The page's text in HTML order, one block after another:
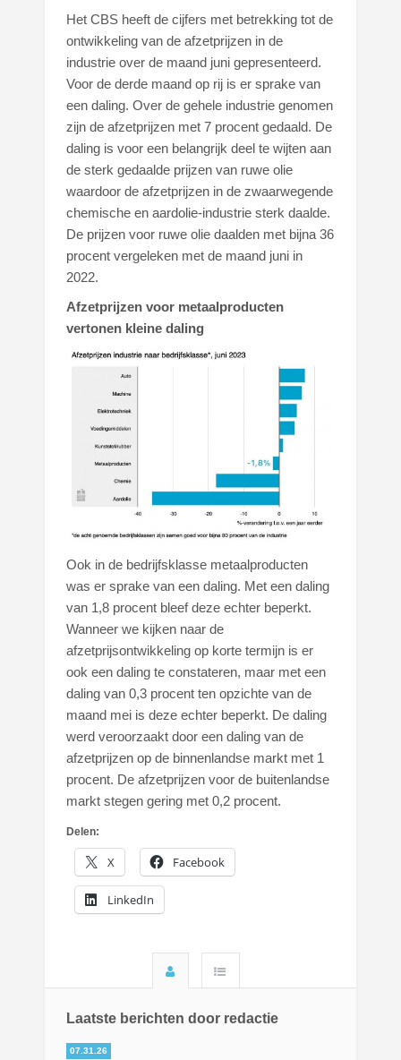
Het CBS heeft de cijfers met betrekking tot de
ontwikkeling van de afzetprijzen in de
industrie over de maand juni gepresenteerd.
Voor de derde maand op rij is er sprake van
een daling. Over de gehele industrie genomen
zijn de afzetprijzen met 7 procent gedaald. De
daling is voor een belangrijk deel te wijten aan
de sterk gedaalde prijzen van ruwe olie
waardoor de afzetprijzen in de zwaarwegende
chemische en aardolie-industrie sterk daalde.
De prijzen voor ruwe olie daalden met bijna 36
procent vergeleken met de maand juni in
2022.
Afzetprijzen voor metaalproducten
vertonen kleine daling
Ook in de bedrijfsklasse metaalproducten
was er sprake van een daling. Met een daling
van 1,8 procent bleef deze echter beperkt.
Wanneer we kijken naar de
afzetprijsontwikkeling op korte termijn is er
ook een daling te constateren, maar met een
daling van 0,3 procent ten opzichte van de
maand mei is deze echter beperkt. De daling
werd veroorzaakt door een daling van de
afzetprijzen op de binnenlandse markt met 1
procent. De afzetprijzen voor de buitenlandse
markt stegen gering met 0,2 procent.
Delen:
X Facebook
LinkedIn
Laatste berichten door redactie
07.31.26